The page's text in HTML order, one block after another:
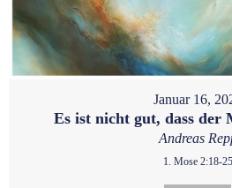
Januar 16,
Es ist nicht gut, dass der
Andreas
1. Mose 2:18-25